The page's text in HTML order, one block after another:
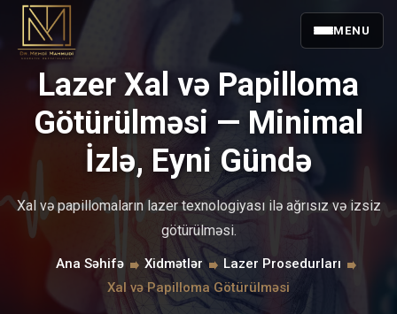
MENU
Lazer Xal və Papilloma
Götürülməsi — Minimal
İzlə, Eyni Gündə
Xal və papillomaların lazer texnologiyası ilə ağrısız və izsiz
götürülməsi.
Ana Səhifə Xidmətlər
Lazer Prosedurları
Xal və Papilloma Götürülməsi